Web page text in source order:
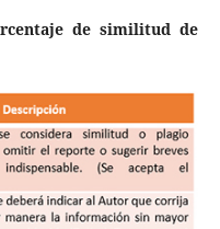
de similitud de